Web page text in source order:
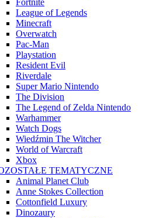
Fortnite
League of Legends
Minecraft
Overwatch
Pac-Man
Playstation
Resident Evil
Riverdale
Super Mario Nintendo
The Division
The Legend of Zelda Nintendo
Warhammer
Watch Dogs
Wiedźmin The Witcher
World of Warcraft
Xbox
TEMATYCZNE
Animal Planet Club
Anne Stokes Collection
Cottonfield Luxury
Dinozaury